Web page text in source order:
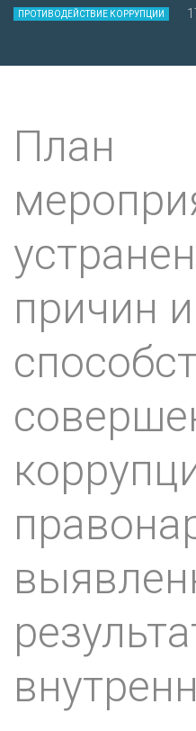
ПРОТИВОДЕЙСТВИЕ КОРРУПЦИИ
План
причин